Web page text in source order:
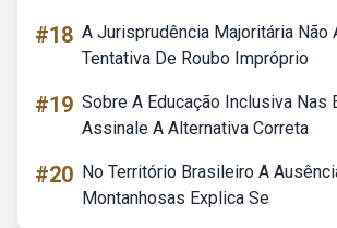
#18 A Jurisprudência Majoritária Não
Tentativa De Roubo Impróprio
#19 Sobre A Educação Inclusiva Nas
Assinale A Alternativa Correta
#20 No Território Brasileiro A
Montanhosas Explica Se